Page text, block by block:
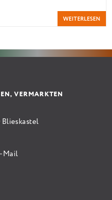
Jahren Zinsbindung
sich zu energetischer
[…]
WEITERLESEN
VERMARKTEN
Blieskastel
Mail